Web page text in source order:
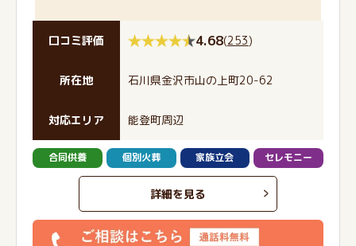
口コミ評価 4.68(253)
所在地 石川県金沢市山の上町20-62
対応エリア 能登町周辺
合同供養 個別火葬 家族立会 セレモニー
詳細を見る